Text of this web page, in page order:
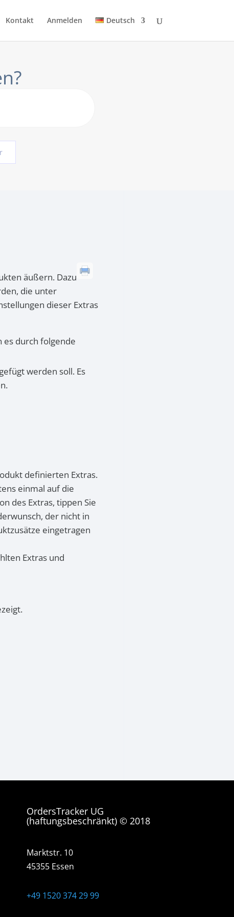
Kontakt Anmelden Deutsch
äußern. Dazu
die unter
dieser Extras
es durch folgende
werden soll. Es
definierten Extras.
einmal auf die
des Extras, tippen Sie
der nicht in
eingetragen
Extras und
OrdersTracker UG
(haftungsbeschränkt) © 2018
Marktstr. 10
45355 Essen
+49 1520 374 29 99